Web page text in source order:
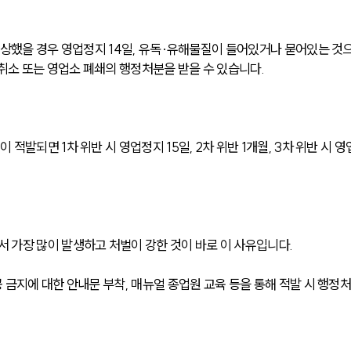
했을 경우 영업정지 14일, 유독∙유해물질이 들어있거나 묻어있는 것
또는 영업소 폐쇄의 행정처분을 받을 수 있습니다.
적발되면 1차 위반 시 영업정지 15일, 2차 위반 1개월, 3차 위반 시 영
가장 많이 발생하고 처벌이 강한 것이 바로 이 사유입니다.
지에 대한 안내문 부착, 매뉴얼 종업원 교육 등을 통해 적발 시 행정